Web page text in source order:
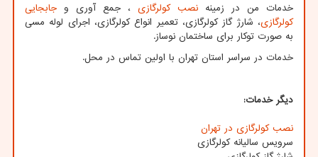
خدمات من در زمینه نصب کولرگازی ، جمع آوری و جابجایی
کولرگازی، شارژ گاز کولرگازی، تعمیر انواع کولرگازی، اجرای لوله مسی
به صورت توکار برای ساختمان نوساز.
خدمات در سراسر استان تهران با اولین تماس در محل.
دیگر خدمات:
نصب کولرگازی در تهران
سرویس سالیانه کولرگازی